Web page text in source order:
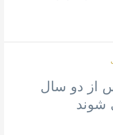
از دو سال
شوند